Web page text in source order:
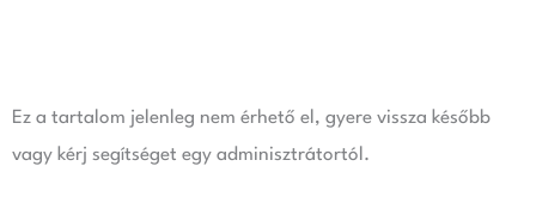
Ez a tartalom jelenleg nem érhető el, gyere vissza később
vagy kérj segítséget egy adminisztrátortól.